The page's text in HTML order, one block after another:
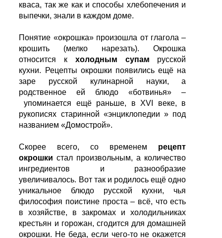
кваса, так же как и способы хлебопечения и
выпечки, знали в каждом доме.
Понятие «окрошка» произошла от глагола –
крошить (мелко нарезать). Окрошка
относится к холодным супам русской
кухни. Рецепты окрошки появились ещё на
заре русской кулинарной науки, а
родственное ей блюдо «ботвинья» –
упоминается ещё раньше, в XVI веке, в
рукописях старинной «энциклопедии » под
названием «Домострой».
Скорее всего, со временем рецепт
окрошки стал произвольным, а количество
ингредиентов и разнообразие
увеличивалось. Вот так и родилось ещё одно
уникальное блюдо русской кухни, чья
философия поистине проста – всё, что есть
в хозяйстве, в закромах и холодильниках
крестьян и горожан, сгодится для домашней
окрошки. Не беда, если чего-то не окажется